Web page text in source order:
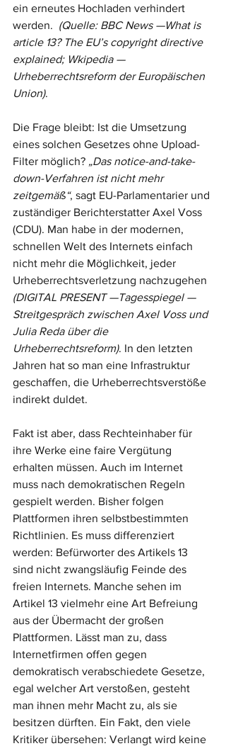
ein erneutes Hochladen verhindert
werden. (Quelle: BBC News —What is
article 13? The EU’s copyright directive
explained; Wkipedia —
Urheberrechtsreform der Europäischen
Union).
Die Frage bleibt: Ist die Umsetzung
eines solchen Gesetzes ohne Upload-
Filter möglich? „Das notice-and-take-
down-Verfahren ist nicht mehr
zeitgemäß“, sagt EU-Parlamentarier und
zuständiger Berichterstatter Axel Voss
(CDU). Man habe in der modernen,
schnellen Welt des Internets einfach
nicht mehr die Möglichkeit, jeder
Urheberrechtsverletzung nachzugehen
(DIGITAL PRESENT —Tagesspiegel —
Streitgespräch zwischen Axel Voss und
Julia Reda über die
Urheberrechtsreform). In den letzten
Jahren hat so man eine Infrastruktur
geschaffen, die Urheberrechtsverstöße
indirekt duldet.
Fakt ist aber, dass Rechteinhaber für
ihre Werke eine faire Vergütung
erhalten müssen. Auch im Internet
muss nach demokratischen Regeln
gespielt werden. Bisher folgen
Plattformen ihren selbstbestimmten
Richtlinien. Es muss differenziert
werden: Befürworter des Artikels 13
sind nicht zwangsläufig Feinde des
freien Internets. Manche sehen im
Artikel 13 vielmehr eine Art Befreiung
aus der Übermacht der großen
Plattformen. Lässt man zu, dass
Internetfirmen offen gegen
demokratisch verabschiedete Gesetze,
egal welcher Art verstoßen, gesteht
man ihnen mehr Macht zu, als sie
besitzen dürften. Ein Fakt, den viele
Kritiker übersehen: Verlangt wird keine